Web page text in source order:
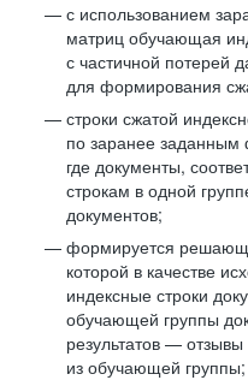
с использованием
матриц обучающая
с частичной потерей
для формирования
строки сжатой
по заранее
где документы,
строкам в одной
документов;
формируется
которой в качестве
индексные строки
обучающей группы
результатов —
из обучающей группы;